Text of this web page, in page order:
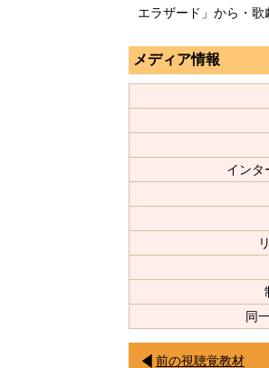
エラザード」から・
メディア情報
インタ
同
前の視聴覚教材